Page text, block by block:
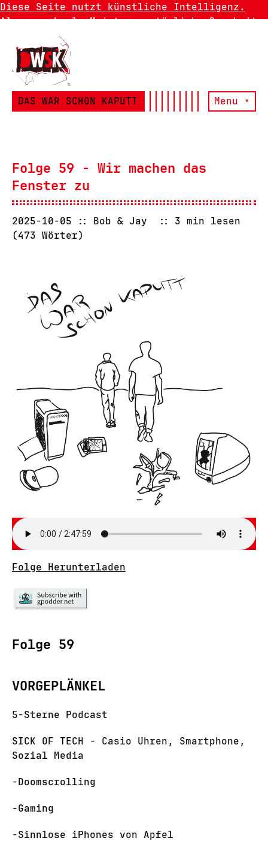
Diese Seite nutzt künstliche Intelligenz.
Also manchmal. Meistens natürliche Dummheit.
DAS WAR SCHON KAPUTT Menu ▾
Folge 59 - Wir machen das
Fenster zu
2025-10-05 Bob & Jay
3 min lesen
(473 Wörter)
Folge Herunterladen
Folge 59
VORGEPLÄNKEL
5-Sterne Podcast
SICK OF TECH - Casio Uhren, Smartphone,
Sozial Media
-Doomscrolling
-Gaming
-Sinnlose iPhones von Apfel